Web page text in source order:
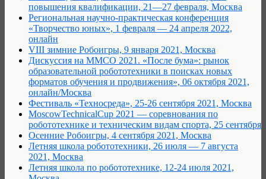
повышения квалификации, 21—27 февраля, Москва
Региональная научно-практическая конференция
«Творчество юных», 1 февраля — 24 апреля 2022,
онлайн
VIII зимние Робоигры, 9 января 2021, Москва
Дискуссия на ММСО 2021. «После бума»: рынок
образовательной робототехники в поисках новых
форматов обучения и продвижения», 06 октября 2021,
онлайн/Москва
Фестиваль «Техносреда», 25-26 сентября 2021, Москва
MoscowTechnicalCup 2021 — соревнования по
робототехнике и техническим видам спорта, 25 сентября
Осенние Робоигры, 4 сентября 2021, Москва
Летняя школа робототехники, 26 июля — 7 августа
2021, Москва
Летняя школа по робототехнике, 12-24 июля 2021,